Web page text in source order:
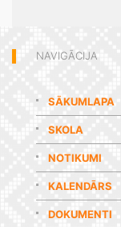
NAVIGĀCIJA
SĀKUMLAPA
SKOLA
NOTIKUMI
KALENDĀRS
DOKUMENTI